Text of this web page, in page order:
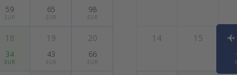
59
EUR
65
EUR
98
EUR
18
34
EUR
19
43
EUR
20
66
EUR
14 15